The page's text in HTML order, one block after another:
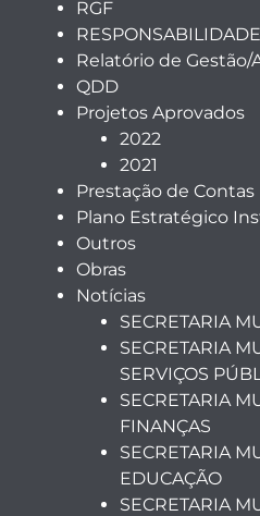
RGF
Relatório de Gestão/
QDD
Projetos Aprovados
2022
2021
Prestação de Contas
Plano Estratégico
Outros
Obras
Notícias
SECRETARIA
SECRETARIA
SERVIÇOS
SECRETARIA
FINANÇAS
SECRETARIA
EDUCAÇÃO
SECRETARIA